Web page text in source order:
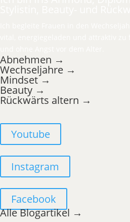
Abnehmen →
Wechseljahre →
Mindset →
Beauty →
Rückwärts altern →
Youtube
Instagram
Facebook
Alle Blogartikel →